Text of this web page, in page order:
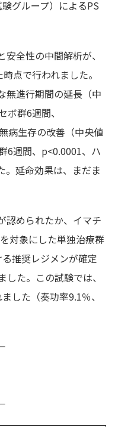
グループ）によるPS
全性の中間解析が、
点で行われました。
無進行期間の延長（中
ボ群6週間、
病生存の改善（中央値
6週間、p<0.0001、ハ
。延命効果は、まだま
認められたか、イマチ
対象にした単独治療群
推奨レジメンが確定
た。この試験では、
した（奏功率9.1％、